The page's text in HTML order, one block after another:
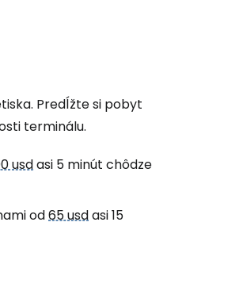
Predĺžte si pobyt
terminálu.
usdasi 5 minút chôdze
od65 usdasi 15